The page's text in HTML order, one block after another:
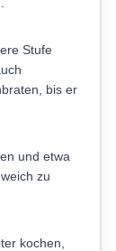
Stufe
bis er
und etwa
zu
kochen,